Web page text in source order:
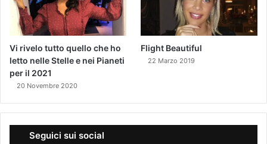
Vi rivelo tutto quello che ho
letto nelle Stelle e nei Pianeti
per il 2021
20 Novembre 2020
Flight Beautiful
22 Marzo 2019
Seguici sui social